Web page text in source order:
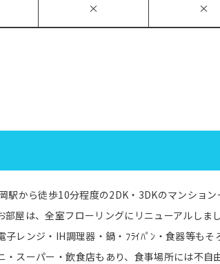
× ×
駅から徒歩10分程度の2DK・3DKのマンショ
部屋は、全室フローリングにリニューアルしま
子レンジ・IH調理器・鍋・ﾌﾗｲﾊﾟﾝ・食器等も
・スーパー・飲食店もあり、食事場所には不自